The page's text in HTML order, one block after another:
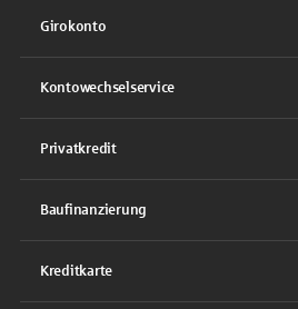
Girokonto
Kontowechselservice
Privatkredit
Baufinanzierung
Kreditkarte